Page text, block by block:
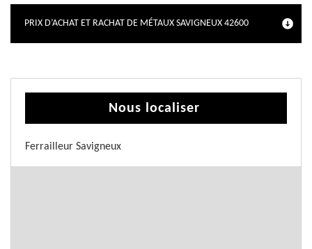
PRIX D’ACHAT ET RACHAT DE MÉTAUX SAVIGNEUX 42600
Nous localiser
Ferrailleur Savigneux